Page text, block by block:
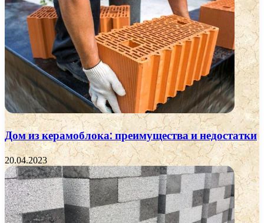
Дом из керамоблока: преимущества и недостатки
20.04.2023